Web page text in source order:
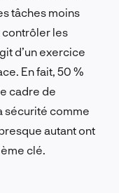
tâches moins
les
d’un exercice
En fait, 50 %
cadre de
sécurité comme
autant ont
clé.